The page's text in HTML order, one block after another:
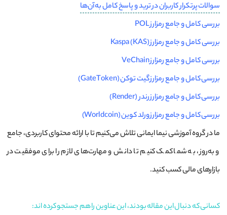
سوالات پرتکرار کاربران در ترید و پاسخ کامل به آن‌ها
بررسی کامل و جامع رمزارز POL
بررسی کامل و جامع رمزارز Kaspa (KAS)
بررسی کامل و جامع رمزارز VeChain
بررسی کامل و جامع رمزارز گیت توکن (GateToken)
بررسی کامل و جامع رمزارز رندر (Render)
بررسی کامل و جامع رمزارز ورلد کوین (Worldcoin)
ما در گروه آموزشی نیما ایمانی تلاش می‌کنیم تا با ارائه محتوای کاربردی، جامع
و به‌روز، به شما کمک کنیم تا دانش و مهارت‌های لازم را برای موفقیت در
بازارهای مالی کسب کنید.
کسانی که دنبال این مقاله بودند، این عناوین را هم جستجو کرده اند: